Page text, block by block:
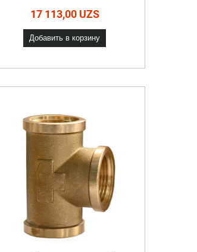
17 113,00 UZS
Добавить в корзину